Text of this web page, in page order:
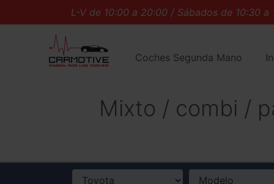
L-V de 10:00 a 20:00 / Sábados de 10:30 a
Coches Segunda Mano
Mixto / combi /